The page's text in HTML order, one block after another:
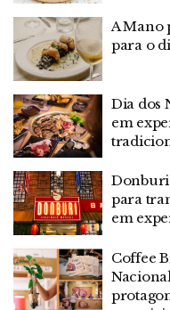
A Mano
para o
Dia dos
em
Donburi
para
em
Coffee